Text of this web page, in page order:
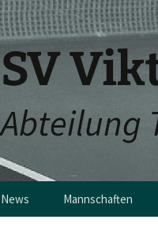
SV
Abteilung
News Mannschaften